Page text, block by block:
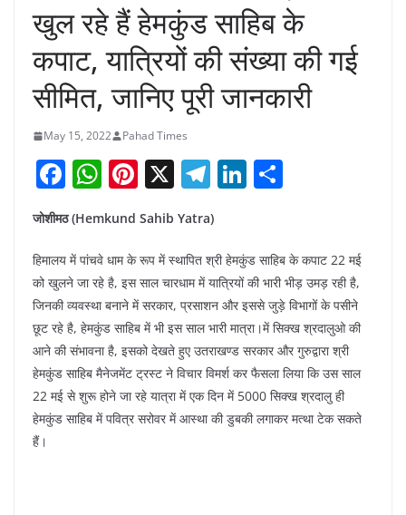
खुल रहे हैं हेमकुंड साहिब के
कपाट, यात्रियों की संख्या की गई
सीमित, जानिए पूरी जानकारी
May 15, 2022 Pahad Times
F
c
e
b
o
o
k
W
h
at
s
A
p
p
Pi
nt
er
e
st
X T
e
gr
a
m
Li
e
dI
n
e
जोशीमठ (Hemkund Sahib Yatra)
हिमालय में पांचवे धाम के रूप में स्थापित श्री हेमकुंड साहिब के कपाट 22 मई
को खुलने जा रहे है, इस साल चारधाम में यात्रियों की भारी भीड़ उमड़ रही है,
जिनकी व्यवस्था बनाने में सरकार, प्रसाशन और इससे जुड़े विभागों के पसीने
छूट रहे है, हेमकुंड साहिब में भी इस साल भारी मात्रा।में सिक्ख श्रदालुओ की
आने की संभावना है, इसको देखते हुए उतराखण्ड सरकार और गुरुद्वारा श्री
हेमकुंड साहिब मैनेजमेंट ट्रस्ट ने विचार विमर्श कर फैसला लिया कि उस साल
22 मई से शुरू होने जा रहे यात्रा में एक दिन में 5000 सिक्ख श्रदालु ही
हेमकुंड साहिब में पवित्र सरोवर में आस्था की डुबकी लगाकर मत्था टेक सकते
हैं।